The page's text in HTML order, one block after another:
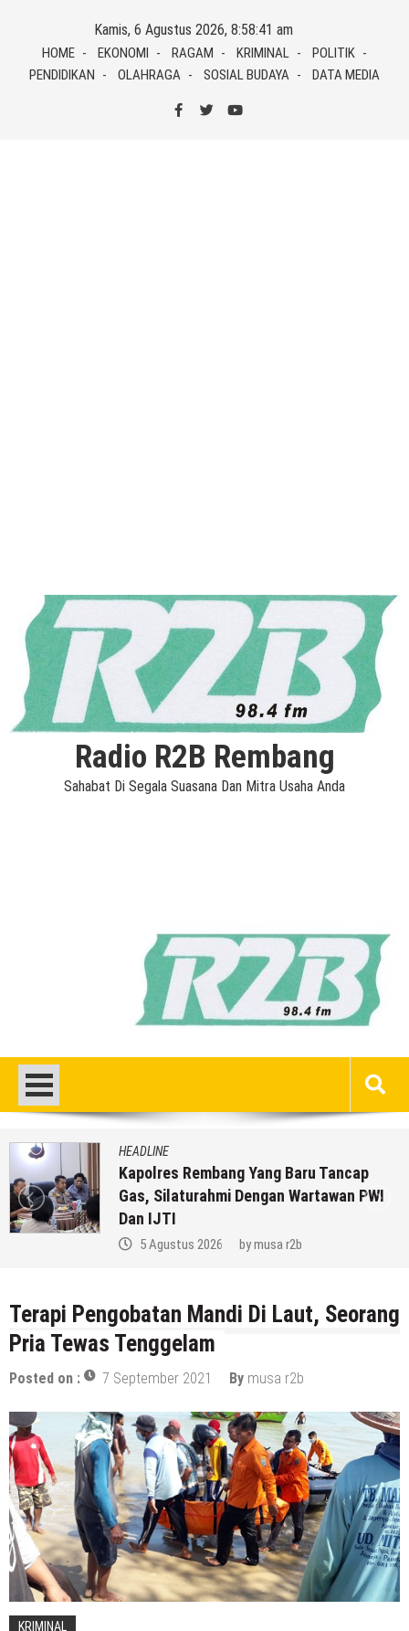
content
Kamis, 6 Agustus 2026, 8:58:41 am
HOME EKONOMI RAGAM KRIMINAL
POLITIK
PENDIDIKAN
OLAHRAGA SOSIAL BUDAYA DATA MEDIA
Radio R2B Rembang
Sahabat Di Segala Suasana Dan Mitra Usaha Anda
HEADLINE
Kapolres Rembang Yang Baru Tancap
Gas, Silaturahmi Dengan Wartawan PWI
Dan IJTI
5 Agustus 2026 bymusa r2b
Terapi Pengobatan Mandi Di Laut, Seorang
Pria Tewas Tenggelam
Posted on : 7 September 2021 By musa r2b
KRIMINAL